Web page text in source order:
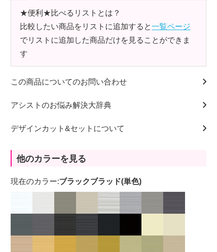
★便利★比べるリストとは？
比較したい商品をリストに追加すると一覧ページ
でリストに追加した商品だけを見ることができま
す
この商品についてのお問い合わせ
アシストのお悩み解決大辞典
デザインカット&セットについて
他のカラーを見る
現在のカラー:ブラックブラッド(単色)